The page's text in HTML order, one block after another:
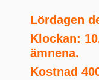
Lördagen
Klockan:
ämnena.
Kostnad